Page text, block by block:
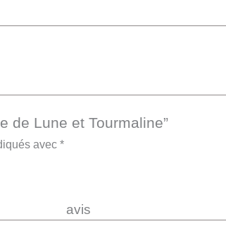
de Lune et Tourmaline”
avec *